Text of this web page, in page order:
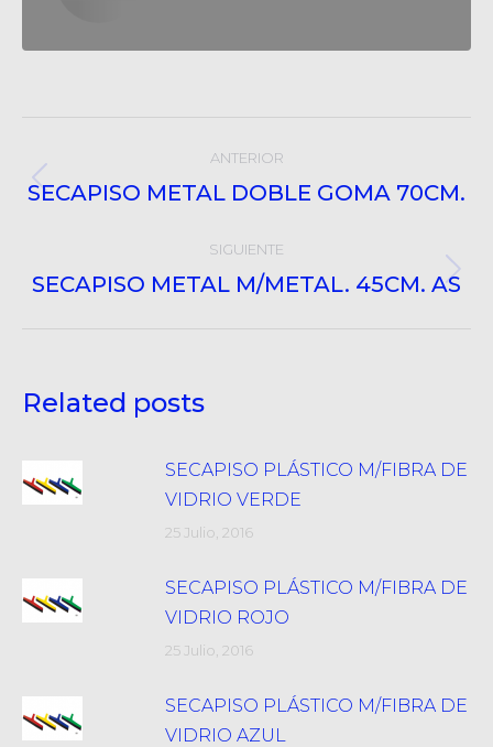
navigation
ANTERIOR
Post
SECAPISO METAL DOBLE GOMA 70CM.
SIGUIENTE
Próximo
SECAPISO METAL M/METAL. 45CM. AS
Related posts
SECAPISO PLÁSTICO M/FIBRA DE
VIDRIO VERDE
25 Julio, 2016
SECAPISO PLÁSTICO M/FIBRA DE
VIDRIO ROJO
25 Julio, 2016
SECAPISO PLÁSTICO M/FIBRA DE
VIDRIO AZUL